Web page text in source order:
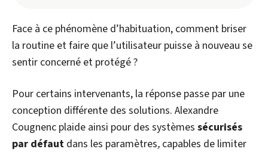
Face à ce phénomène d’habituation, comment briser
la routine et faire que l’utilisateur puisse à nouveau se
sentir concerné et protégé ?
Pour certains intervenants, la réponse passe par une
conception différente des solutions. Alexandre
Cougnenc plaide ainsi pour des systèmes sécurisés
par défaut dans les paramètres, capables de limiter